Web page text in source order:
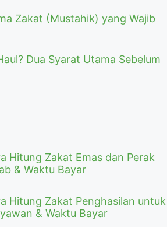
Zakat (Mustahik) yang Wajib
Dua Syarat Utama Sebelum
Hitung Zakat Emas dan Perak
& Waktu Bayar
Hitung Zakat Penghasilan untuk
& Waktu Bayar